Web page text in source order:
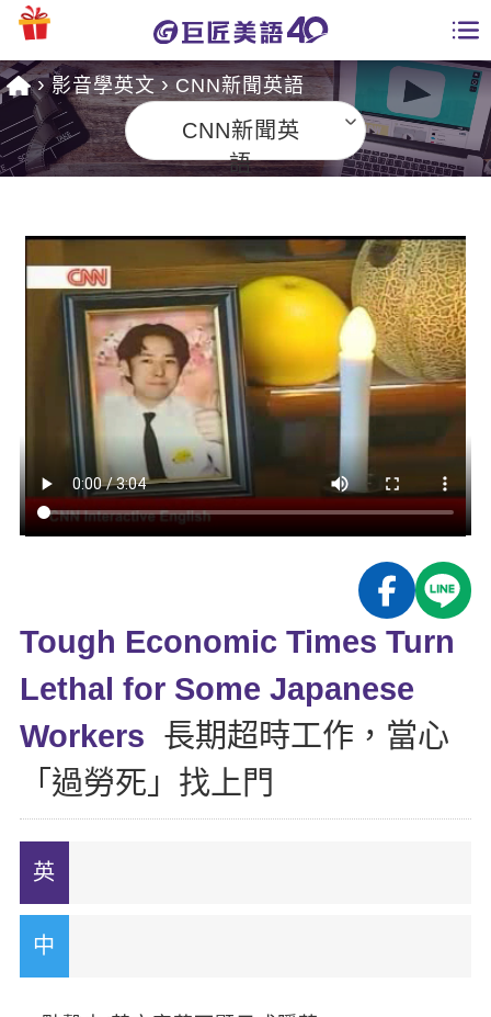
課程總覽
英文課程總表
英文會話
商用英文
英文檢定
TOEIC 多益課程
IELTS 雅思課程
能力養成
自然發音
開口溜英文
旅遊英文
基礎字彙
情境閱讀
英文文法技巧
特色課程
英語俱樂部
ECAM
Let's Talk
日語
韓語
西班牙語
外語即時通
更多
一對一家教
企業訓練
點讀筆教材
全國分校
免費資源
英文部落格
多益秒學堂
影音學英文
師資團隊
學習分享
學員故事
活動花絮
校園贊助
學員專區
Recruiting
影音學英文 CNN新聞英語
CNN新聞英
語
Tough Economic Times Turn
Lethal for Some Japanese
Workers 長期超時工作，當心
「過勞死」找上門